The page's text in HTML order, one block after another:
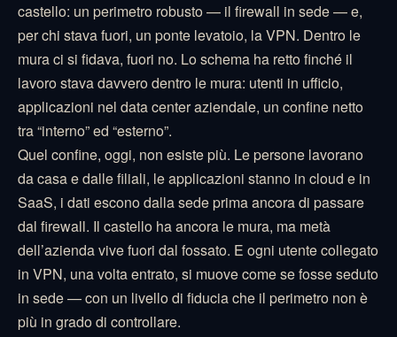
castello: un perimetro robusto — il firewall in sede — e,
per chi stava fuori, un ponte levatoio, la VPN. Dentro le
mura ci si fidava, fuori no. Lo schema ha retto finché il
lavoro stava davvero dentro le mura: utenti in ufficio,
applicazioni nel data center aziendale, un confine netto
tra “interno” ed “esterno”.
Quel confine, oggi, non esiste più. Le persone lavorano
da casa e dalle filiali, le applicazioni stanno in cloud e in
SaaS, i dati escono dalla sede prima ancora di passare
dal firewall. Il castello ha ancora le mura, ma metà
dell’azienda vive fuori dal fossato. E ogni utente collegato
in VPN, una volta entrato, si muove come se fosse seduto
in sede — con un livello di fiducia che il perimetro non è
più in grado di controllare.